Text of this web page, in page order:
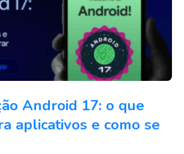
Android 17: o que
aplicativos e como se